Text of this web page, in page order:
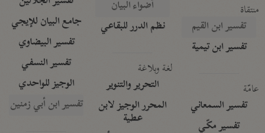
منتقاة
تفسير ابن القيم
تفسير ابن تيمية
عامّة
تفسير السمعاني
تفسير مكّي
أضواء البيان
نظم الدرر للبقاعي
لغة وبلاغة
التحرير والتنوير
المحرر الوجيز لابن
عطية
جامع البيان للإيجي
تفسير البيضاوي
تفسير النسفي
الوجيز للواحدي
تفسير ابن أبي زمنين